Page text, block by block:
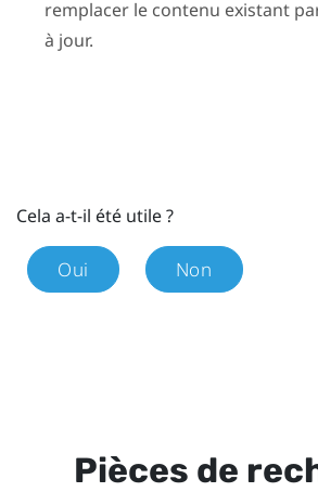
remplacer le contenu existant
à jour.
Cela a-t-il été utile ?
Oui Non
Pièces de